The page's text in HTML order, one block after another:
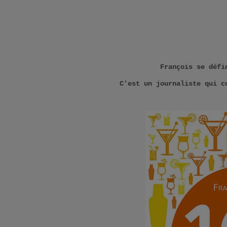
François se
C'est un journaliste qui